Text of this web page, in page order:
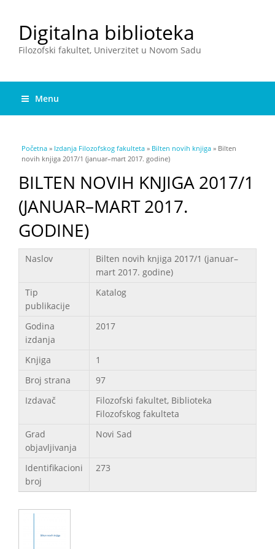
Digitalna biblioteka
Filozofski fakultet, Univerzitet u Novom Sadu
Menu
You are here
Početna » Izdanja Filozofskog fakulteta » Bilten novih knjiga » Bilten
novih knjiga 2017/1 (januar–mart 2017. godine)
BILTEN NOVIH KNJIGA 2017/1
(JANUAR–MART 2017.
GODINE)
Podaci
Naslov
Bilten novih knjiga 2017/1 (januar–
mart 2017. godine)
Tip
publikacije
Katalog
Godina
izdanja
2017
Knjiga
1
Broj strana
97
Izdavač
Filozofski fakultet, Biblioteka
Filozofskog fakulteta
Grad
objavljivanja
Novi Sad
Identifikacioni
broj
273